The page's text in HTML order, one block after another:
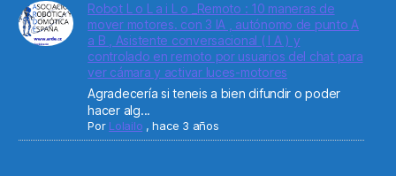
Robot L o L a i L o _Remoto : 10 maneras de
mover motores. con 3 IA , autónomo de punto A
a B , Asistente conversacional ( I A ) y
controlado en remoto por usuarios del chat para
ver cámara y activar luces-motores
Agradecería si teneis a bien difundir o poder
hacer alg...
Por Lolailo ,hace 3 años